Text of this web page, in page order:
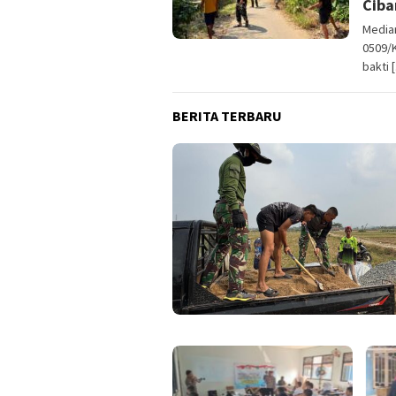
0509/
bakti
BERITA TERBARU